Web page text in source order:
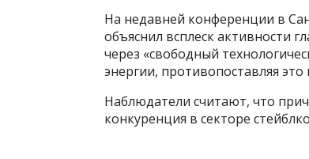
На недавней конференции в
объяснил всплеск активности
через «свободный
энергии, противопоставляя
Наблюдатели считают, что
конкуренция в секторе